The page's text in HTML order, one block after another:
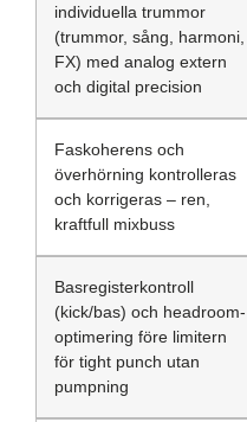
individuella trummor
(trummor, sång, harmoni,
FX) med analog extern
och digital precision
Faskoherens och
överhörning kontrolleras
och korrigeras – ren,
kraftfull mixbuss
Basregisterkontroll
(kick/bas) och headroom-
optimering före limitern
för tight punch utan
pumpning